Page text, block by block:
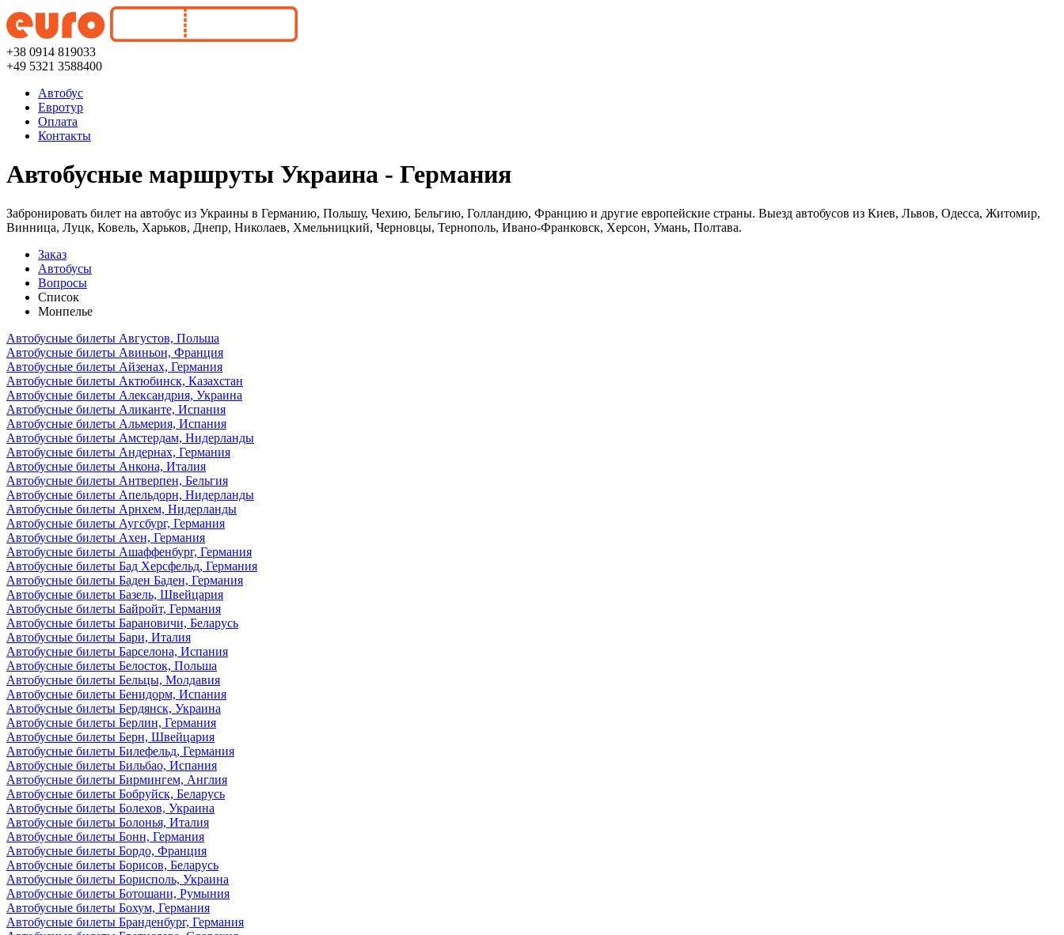
+38 0914 819033
+49 5321 3588400
Автобус
Евротур
Оплата
Контакты
Автобусные маршруты Украина - Германия
Забронировать билет на автобус из Украины в Германию, Польшу, Чехию, Бельгию, Голландию, Францию и другие европейские страны. Выезд автобусов из Киев, Львов, Одесса, Житомир,
Винница, Луцк, Ковель, Харьков, Днепр, Николаев, Хмельницкий, Черновцы, Тернополь, Ивано-Франковск, Херсон, Умань, Полтава.
Заказ
Автобусы
Вопросы
Список
Монпелье
Автобусные билеты Августов, Польша
Автобусные билеты Авиньон, Франция
Автобусные билеты Айзенах, Германия
Автобусные билеты Актюбинск, Казахстан
Автобусные билеты Александрия, Украина
Автобусные билеты Аликанте, Испания
Автобусные билеты Альмерия, Испания
Автобусные билеты Амстердам, Нидерланды
Автобусные билеты Андернах, Германия
Автобусные билеты Анкона, Италия
Автобусные билеты Антверпен, Бельгия
Автобусные билеты Апельдорн, Нидерланды
Автобусные билеты Арнхем, Нидерланды
Автобусные билеты Аугсбург, Германия
Автобусные билеты Ахен, Германия
Автобусные билеты Ашаффенбург, Германия
Автобусные билеты Бад Херсфельд, Германия
Автобусные билеты Баден Баден, Германия
Автобусные билеты Базель, Швейцария
Автобусные билеты Байройт, Германия
Автобусные билеты Барановичи, Беларусь
Автобусные билеты Бари, Италия
Автобусные билеты Барселона, Испания
Автобусные билеты Белосток, Польша
Автобусные билеты Бельцы, Молдавия
Автобусные билеты Бенидорм, Испания
Автобусные билеты Бердянск, Украина
Автобусные билеты Берлин, Германия
Автобусные билеты Берн, Швейцария
Автобусные билеты Билефельд, Германия
Автобусные билеты Бильбао, Испания
Автобусные билеты Бирмингем, Англия
Автобусные билеты Бобруйск, Беларусь
Автобусные билеты Болехов, Украина
Автобусные билеты Болонья, Италия
Автобусные билеты Бонн, Германия
Автобусные билеты Бордо, Франция
Автобусные билеты Борисов, Беларусь
Автобусные билеты Борисполь, Украина
Автобусные билеты Ботошани, Румыния
Автобусные билеты Бохум, Германия
Автобусные билеты Бранденбург, Германия